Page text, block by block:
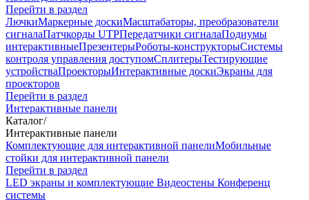
Перейти в раздел
ЛючкиМаркерные доскиМасштабаторы, преобразователи
сигналаПатчкорды UTPПередатчики сигналаПодиумы
интерактивныеПрезентерыРоботы-конструкторыСистемы
контроля управления доступомСплитерыТестирующие
устройстваПроекторыИнтерактивные доскиЭкраны для
проекторов
Перейти в раздел
Интерактивные панели
Каталог/
Интерактивные панели
Комплектующие для интерактивной панелиМобильные
стойки для интерактивной панели
Перейти в раздел
LED экраны и комплектующие Видеостены Конференц
системы